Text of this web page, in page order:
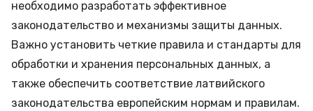
необходимо разработать эффективное
законодательство и механизмы защиты данных.
Важно установить четкие правила и стандарты для
обработки и хранения персональных данных, а
также обеспечить соответствие латвийского
законодательства европейским нормам и правилам.